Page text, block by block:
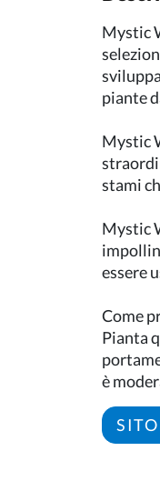
Mystic
piante
Mystic
stami
Mystic
essere
Come
Pianta
è